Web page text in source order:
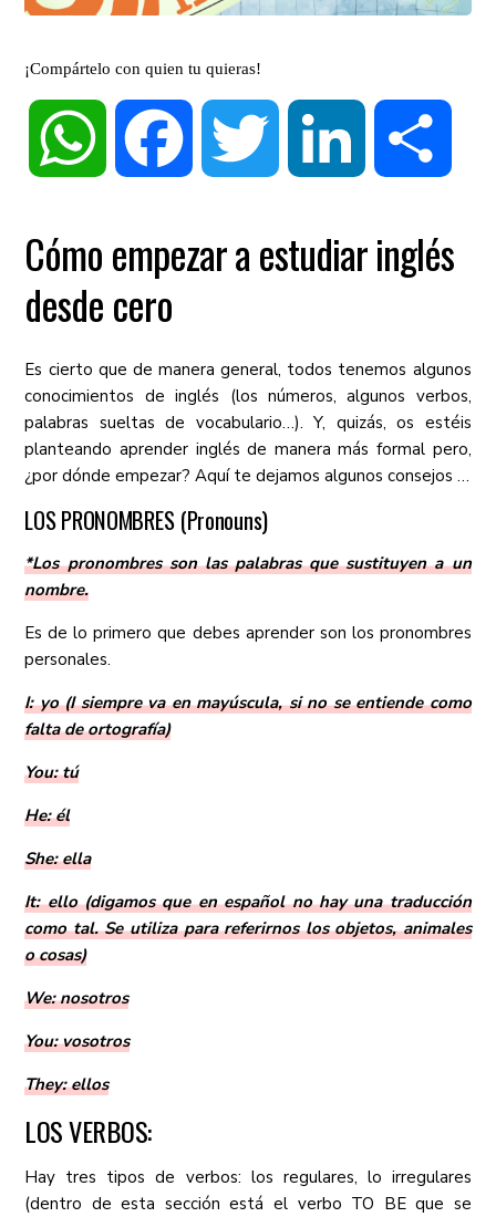
¡Compártelo con quien tu quieras!
WhatsApp Facebook Twitter LinkedIn
Cómo empezar a estudiar inglés
desde cero
Es cierto que de manera general, todos tenemos algunos
conocimientos de inglés (los números, algunos verbos,
palabras sueltas de vocabulario…). Y, quizás, os estéis
planteando aprender inglés de manera más formal pero,
¿por dónde empezar? Aquí te dejamos algunos consejos …
LOS PRONOMBRES (Pronouns)
*Los pronombres son las palabras que sustituyen a un
nombre.
Es de lo primero que debes aprender son los pronombres
personales.
I: yo (I siempre va en mayúscula, si no se entiende como
falta de ortografía)
You: tú
He: él
She: ella
It: ello (digamos que en español no hay una traducción
como tal. Se utiliza para referirnos los objetos, animales
o cosas)
We: nosotros
You: vosotros
They: ellos
LOS VERBOS:
Hay tres tipos de verbos: los regulares, lo irregulares
(dentro de esta sección está el verbo TO BE que se